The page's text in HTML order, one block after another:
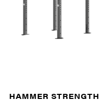
HAMMER STRENGTH